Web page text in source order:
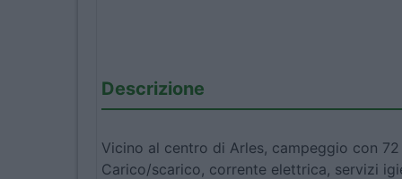
Descrizione
Vicino al centro di Arles, campeggio con
Carico/scarico, corrente elettrica, servizi